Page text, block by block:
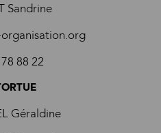
Sandrine
88 22
Géraldine